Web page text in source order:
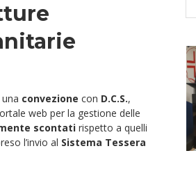
convezione con D.C.S.,
web per la gestione delle
scontati rispetto a quelli
l’invio al Sistema Tessera